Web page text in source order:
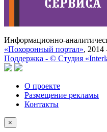
Информационно-
«Похоронный портал», 2014
Поддержка - © Cтудия
О проекте
Размещение рекламы
Контакты
×